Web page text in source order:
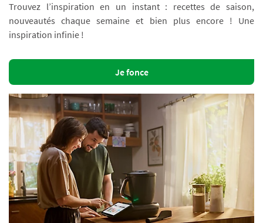
Trouvez l’inspiration en un instant : recettes de saison,
nouveautés chaque semaine et bien plus encore ! Une
inspiration infinie !
Je fonce